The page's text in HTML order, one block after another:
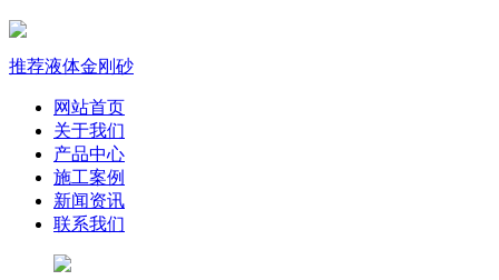
推荐液体金刚砂
网站首页
关于我们
产品中心
施工案例
新闻资讯
联系我们